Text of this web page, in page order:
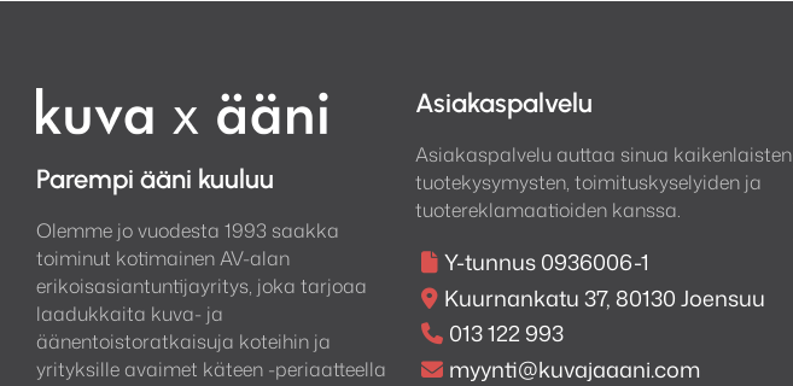
Parempi ääni kuuluu
Olemme jo vuodesta 1993 saakka
toiminut kotimainen AV-alan
erikoisasiantuntijayritys, joka tarjoaa
laadukkaita kuva- ja
äänentoistoratkaisuja koteihin ja
yrityksille avaimet käteen -periaatteella
Asiakaspalvelu
Asiakaspalvelu auttaa sinua kaikenlaisten
tuotekysymysten, toimituskyselyiden ja
tuotereklamaatioiden kanssa.
Y-tunnus 0936006-1
Kuurnankatu 37, 80130 Joensuu
013 122 993
myynti@kuvajaaani.com